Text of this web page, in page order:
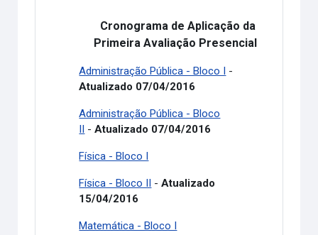
Cronograma de Aplicação da
Primeira Avaliação Presencial
Administração Pública - Bloco I -
Atualizado 07/04/2016
Administração Pública - Bloco
II -Atualizado 07/04/2016
Física - Bloco I
Física - Bloco II -Atualizado
15/04/2016
Matemática - Bloco I